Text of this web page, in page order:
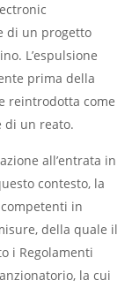
di un progetto
L’espulsione
prima della
reintrodotta come
di un reato.
all’entrata in
contesto, la
in
della quale il
i Regolamenti
la cui